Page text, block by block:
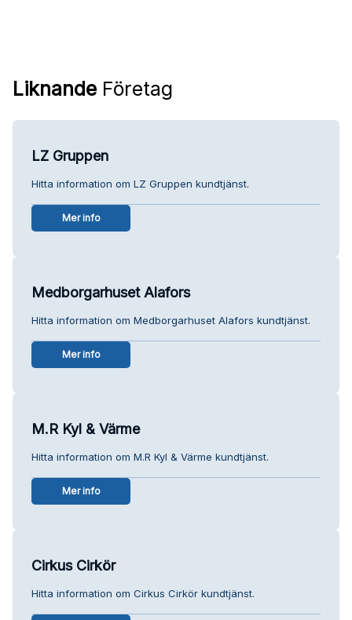
Liknande Företag
LZ Gruppen
Hitta information om LZ Gruppen kundtjänst.
Mer info
Medborgarhuset Alafors
Hitta information om Medborgarhuset Alafors kundtjänst.
Mer info
M.R Kyl & Värme
Hitta information om M.R Kyl & Värme kundtjänst.
Mer info
Cirkus Cirkör
Hitta information om Cirkus Cirkör kundtjänst.